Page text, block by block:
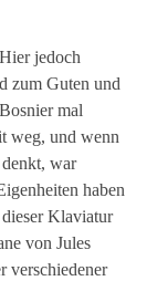
jedoch
zum Guten und
mal
weg, und wenn
war
haben
Klaviatur
von Jules
verschiedener